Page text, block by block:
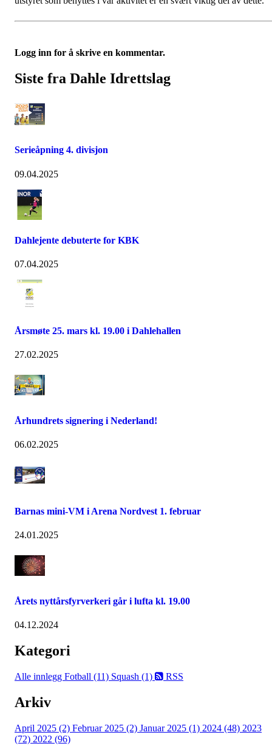
Logg inn for å skrive en kommentar.
Siste fra Dahle Idrettslag
Serieåpning 4. divisjon
09.04.2025
Dahlejente debuterte for KBK
07.04.2025
Årsmøte 25. mars kl. 19.00 i Dahlehallen
27.02.2025
Århundrets signering i Nederland!
06.02.2025
Barnas mini-VM i Arena Nordvest 1. februar
24.01.2025
Årets nyttårsfyrverkeri går i lufta kl. 19.00
04.12.2024
Kategori
Alle innlegg Fotball (11) Squash (1) RSS
Arkiv
April 2025 (2) Februar 2025 (2) Januar 2025 (1) 2024 (48) 2023
(72) 2022 (96)